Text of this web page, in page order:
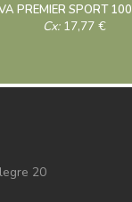
PREMIER SPORT
Cx: 17,77 €
20